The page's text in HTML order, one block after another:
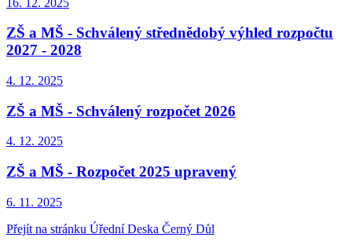
ZŠ a MŠ - Schválený střednědobý výhled rozpočtu
2027 - 2028
4. 12. 2025
ZŠ a MŠ - Schválený rozpočet 2026
4. 12. 2025
ZŠ a MŠ - Rozpočet 2025 upravený
6. 11. 2025
Přejít na stránku Úřední Deska Černý Důl